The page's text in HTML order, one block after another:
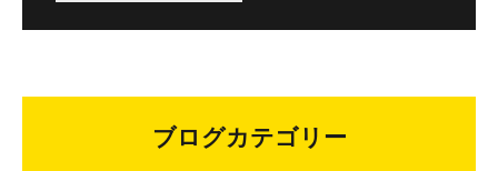
ブログカテゴリー